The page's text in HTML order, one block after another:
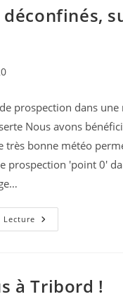
Nouvelle
déconfinés,
prospection dans une
Nous avons
très bonne météo
prospection 'point 0'
Lecture Cétacés
Déconfinés,
à Tribord !